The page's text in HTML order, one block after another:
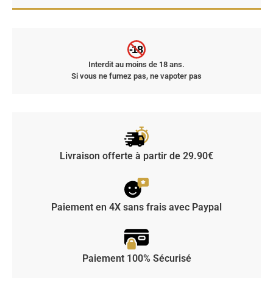
-18
Interdit au moins de 18 ans.
Si vous ne fumez pas, ne vapoter pas
Livraison offerte à partir de 29.90€
Paiement en 4X sans frais avec Paypal
Paiement 100% Sécurisé